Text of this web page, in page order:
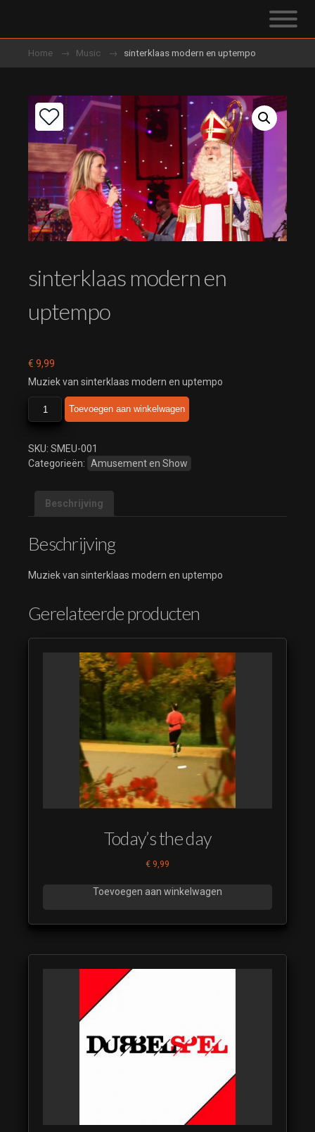
Home Music sinterklaas modern en uptempo
sinterklaas modern en
uptempo
€ 9,99
Muziek van sinterklaas modern en uptempo
sinterklaas
modern
uptempo
aantal
Toevoegen aan winkelwagen
SKU: SMEU-001
Categorieën: Amusement en Show
Beschrijving
Beschrijving
Muziek van sinterklaas modern en uptempo
Gerelateerde producten
Today’s the day
€ 9,99
Toevoegen aan winkelwagen